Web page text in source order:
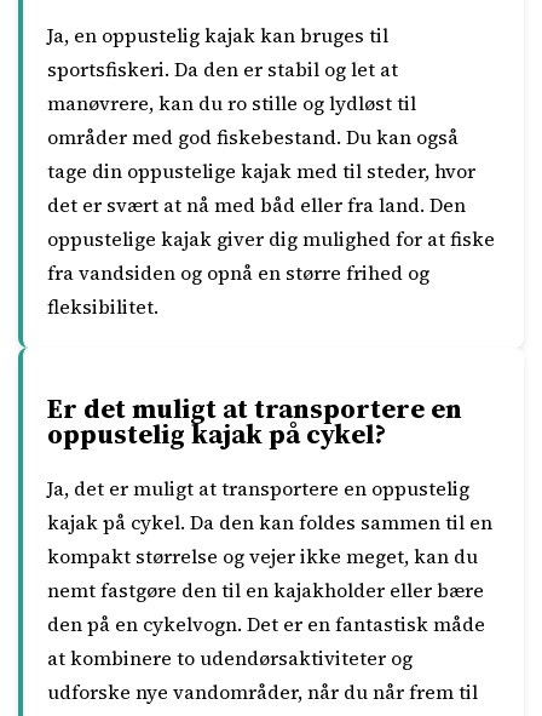
Ja, en oppustelig kajak kan bruges til
sportsfiskeri. Da den er stabil og let at
manøvrere, kan du ro stille og lydløst til
områder med god fiskebestand. Du kan også
tage din oppustelige kajak med til steder, hvor
det er svært at nå med båd eller fra land. Den
oppustelige kajak giver dig mulighed for at fiske
fra vandsiden og opnå en større frihed og
fleksibilitet.
Er det muligt at transportere en
oppustelig kajak på cykel?
Ja, det er muligt at transportere en oppustelig
kajak på cykel. Da den kan foldes sammen til en
kompakt størrelse og vejer ikke meget, kan du
nemt fastgøre den til en kajakholder eller bære
den på en cykelvogn. Det er en fantastisk måde
at kombinere to udendørsaktiviteter og
udforske nye vandområder, når du når frem til